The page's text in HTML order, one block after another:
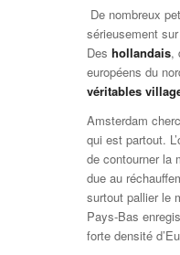
De nombreux
sérieusement
Des hollandais,
européens du
véritables
Amsterdam
qui est partout.
de contournerla
due au
surtout pallierle
Pays-Bas
forte densité